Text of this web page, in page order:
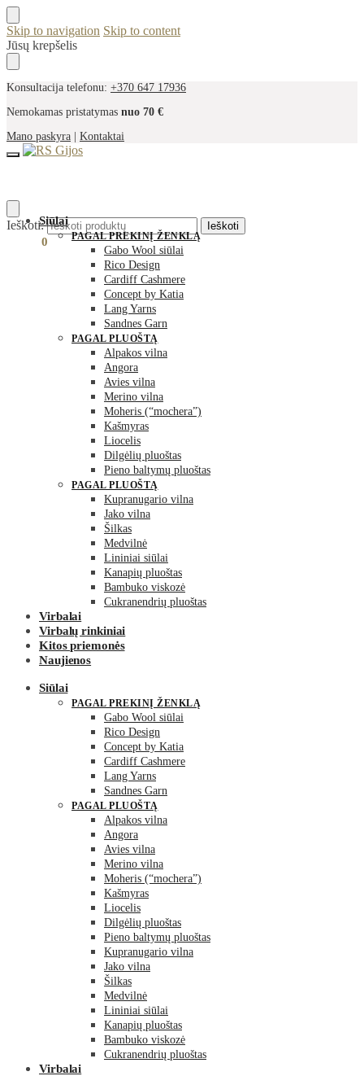
Skip to navigation Skip to content
Jūsų krepšelis
Konsultacija telefonu: +370 647 17936
Nemokamas pristatymas nuo 70 €
Mano paskyra
Kontaktai
Ieškoti: Ieškoti
0
Siūlai
PAGAL PREKINĮ ŽENKLĄ
Gabo Wool siūlai
Rico Design
Cardiff Cashmere
Concept by Katia
Lang Yarns
Sandnes Garn
PAGAL PLUOŠTĄ
Alpakos vilna
Angora
Avies vilna
Merino vilna
Moheris (“mochera”)
Kašmyras
Liocelis
Dilgėlių pluoštas
Pieno baltymų pluoštas
PAGAL PLUOŠTĄ
Kupranugario vilna
Jako vilna
Šilkas
Medvilnė
Lininiai siūlai
Kanapių pluoštas
Bambuko viskozė
Cukranendrių pluoštas
Virbalai
Virbalų rinkiniai
Kitos priemonės
Naujienos
Siūlai
PAGAL PREKINĮ ŽENKLĄ
Gabo Wool siūlai
Rico Design
Concept by Katia
Cardiff Cashmere
Lang Yarns
Sandnes Garn
PAGAL PLUOŠTĄ
Alpakos vilna
Angora
Avies vilna
Merino vilna
Moheris (“mochera”)
Kašmyras
Liocelis
Dilgėlių pluoštas
Pieno baltymų pluoštas
Kupranugario vilna
Jako vilna
Šilkas
Medvilnė
Lininiai siūlai
Kanapių pluoštas
Bambuko viskozė
Cukranendrių pluoštas
Virbalai